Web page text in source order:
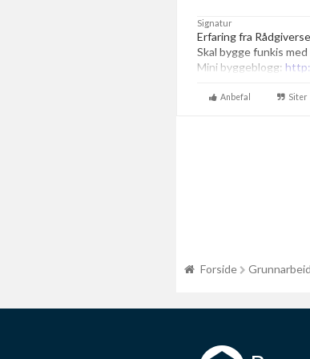
Signatur
Erfaring fra
Skal bygge funkis
Mini byggeblogg:
Anbefal Siter
Forside